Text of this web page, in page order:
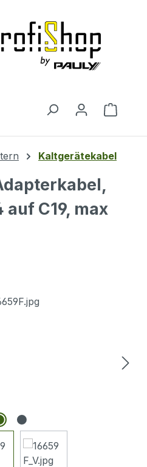
Kaltgerätekabel
auf C19, max